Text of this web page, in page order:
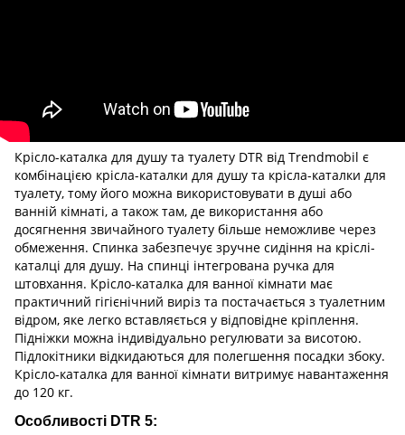
Крісло-каталка для душу та туалету DTR від Trendmobil є
комбінацією крісла-каталки для душу та крісла-каталки для
туалету, тому його можна використовувати в душі або
ванній кімнаті, а також там, де використання або
досягнення звичайного туалету більше неможливе через
обмеження. Спинка забезпечує зручне сидіння на кріслі-
каталці для душу. На спинці інтегрована ручка для
штовхання. Крісло-каталка для ванної кімнати має
практичний гігієнічний виріз та постачається з туалетним
відром, яке легко вставляється у відповідне кріплення.
Підніжки можна індивідуально регулювати за висотою.
Підлокітники відкидаються для полегшення посадки збоку.
Крісло-каталка для ванної кімнати витримує навантаження
до 120 кг.
Особливості DTR 5: